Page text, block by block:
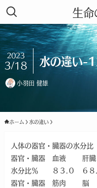
生
水の違い-
2023
3/18
小羽田 健雄
ホーム 水の違い
人体の器官・臓器の水分比
器官・臓器 血液
水分比％ ８３.０ ６８
器官・臓器 筋肉